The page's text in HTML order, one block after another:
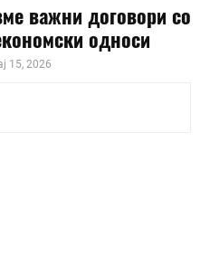
важни договори со
односи
15, 2026